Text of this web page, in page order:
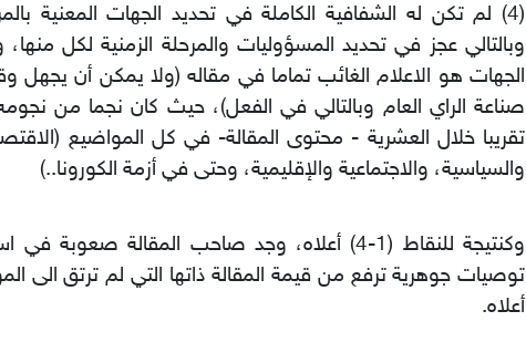
(4) لم تكن له الشفافية الكاملة في تحديد الجهات المعنية
وبالتالي عجز في تحديد المسؤوليات والمرحلة الزمنية لكل
الجهات هو الاعلام الغائب تماما في مقاله (ولا يمكن أن يجهل
صناعة الراي العام وبالتالي في الفعل)، حيث كان نجما من
تقريبا خلال العشرية - محتوى المقالة- في كل المواضيع
والسياسية، والاجتماعية والإقليمية، وحتى في أزمة الكورونا..)
وكنتيجة للنقاط (1-4) أعلاه، وجد صاحب المقالة صعوبة
توصيات جوهرية ترفع من قيمة المقالة ذاتها التي لم ترتق الى
أعلاه.